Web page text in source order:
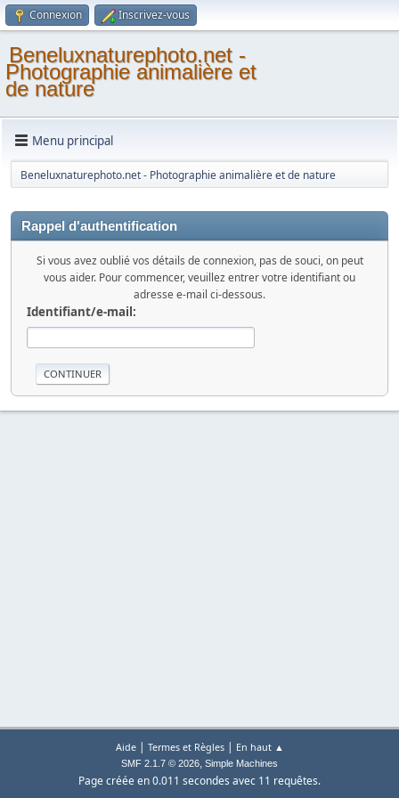
Connexion Inscrivez-vous
Beneluxnaturephoto.net -
Photographie animalière et
de nature
Menu principal
Beneluxnaturephoto.net - Photographie animalière et de nature
Rappel d'authentification
Si vous avez oublié vos détails de connexion, pas de souci, on peut
vous aider. Pour commencer, veuillez entrer votre identifiant ou
adresse e-mail ci-dessous.
Identifiant/e-mail:
Aide| Termes et Règles| En haut ▲
SMF 2.1.7 © 2026, Simple Machines
Page créée en 0.011 secondes avec 11 requêtes.